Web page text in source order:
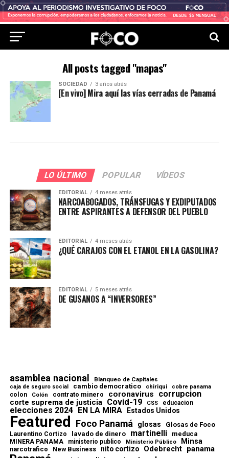
All posts tagged "mapas"
SOCIEDAD 3 años atrás
[En vivo] Mira aquí las vías cerradas de Panamá
LO ÚLTIMO POPULAR VÍDEOS
EDITORIAL 4 meses atrás
NARCOABOGADOS, TRÁNSFUGAS Y EXDIPUTADOS
ENTRE ASPIRANTES A DEFENSOR DEL PUEBLO
EDITORIAL 4 meses atrás
¿QUÉ CARAJOS CON EL ETANOL EN LA GASOLINA?
EDITORIAL 5 meses atrás
DE GUSANOS A “INVERSORES”
asamblea nacional Blanqueo de Capitales
caja de seguro social cambio democratico chiriqui cobre panama
colon Colón contrato minero coronavirus corrupcion
corte suprema de justicia Covid-19 CSS educacion
elecciones 2024 EN LA MIRA Estados Unidos
Featured Foco Panamá glosas Glosas de Foco
Laurentino Cortizo lavado de dinero martinelli meduca
MINERA PANAMA ministerio publico Ministerio Público Minsa
narcotrafico New Business nito cortizo Odebrecht panama